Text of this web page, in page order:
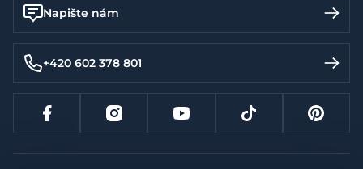
Napište nám
+420 602 378 801